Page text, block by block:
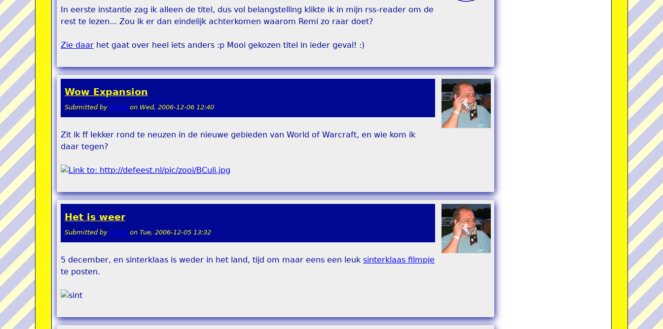
In eerste instantie zag ik alleen de titel, dus vol belangstelling klikte ik in mijn rss-reader om de
rest te lezen... Zou ik er dan eindelijk achterkomen waarom Remi zo raar doet?
Zie daar het gaat over heel iets anders :p Mooi gekozen titel in ieder geval! :)
Wow Expansion
Submitted by teddy on Wed, 2006-12-06 12:40
Zit ik ff lekker rond te neuzen in de nieuwe gebieden van World of Warcraft, en wie kom ik
daar tegen?
Het is weer
Submitted by teddy on Tue, 2006-12-05 13:32
5 december, en sinterklaas is weder in het land, tijd om maar eens een leuk sinterklaas filmpje
te posten.